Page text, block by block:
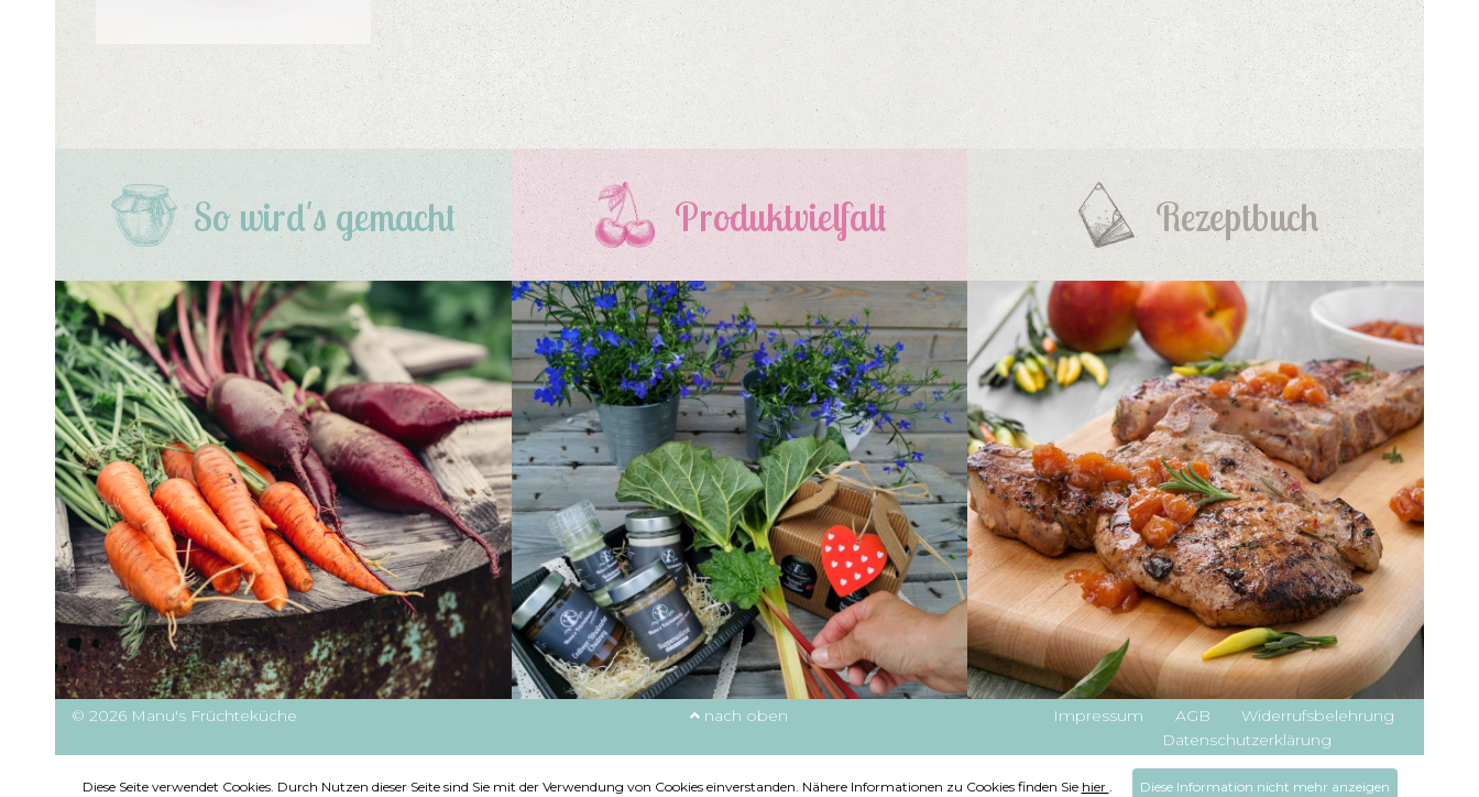
So wird's gemacht Produktvielfalt Rezeptbuch
© 2026 Manu's Früchteküche nach oben Impressum AGB
Widerrufsbelehrung
Datenschutzerklärung
Diese Seite verwendet Cookies. Durch Nutzen dieser Seite sind Sie mit der Verwendung von Cookies einverstanden. Nähere Informationen zu Cookies finden Sie hier . Diese Information nicht mehr anzeigen